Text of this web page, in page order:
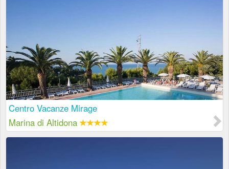
Centro Vacanze Mirage
Marina di Altidona